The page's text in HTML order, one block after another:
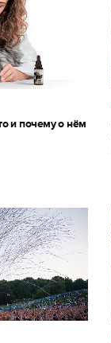
и почему о нём